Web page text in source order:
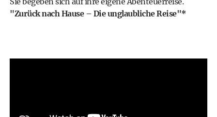
"Zurück nach Hause – Die unglaubliche Reise"*